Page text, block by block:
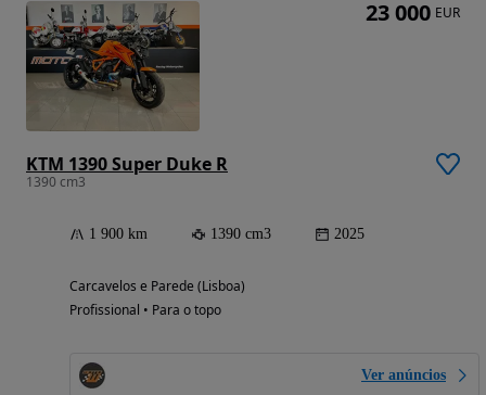
KTM 1390 Super Duke R
1390 cm3
1 900 km 1390 cm3 2025
Carcavelos e Parede (Lisboa)
Profissional • Para o topo
Ver anúncios
23 000 EUR